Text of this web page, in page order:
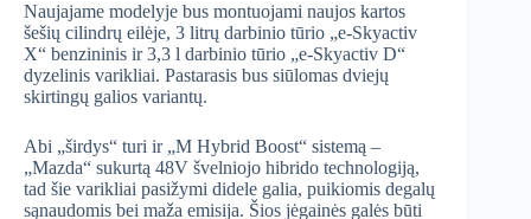
Naujajame modelyje bus montuojami naujos kartos
šešių cilindrų eilėje, 3 litrų darbinio tūrio „e-Skyactiv
X“ benzininis ir 3,3 l darbinio tūrio „e-Skyactiv D“
dyzelinis varikliai. Pastarasis bus siūlomas dviejų
skirtingų galios variantų.
Abi „širdys“ turi ir „M Hybrid Boost“ sistemą –
„Mazda“ sukurtą 48V švelniojo hibrido technologiją,
tad šie varikliai pasižymi didele galia, puikiomis degalų
sąnaudomis bei maža emisija. Šios jėgainės galės būti